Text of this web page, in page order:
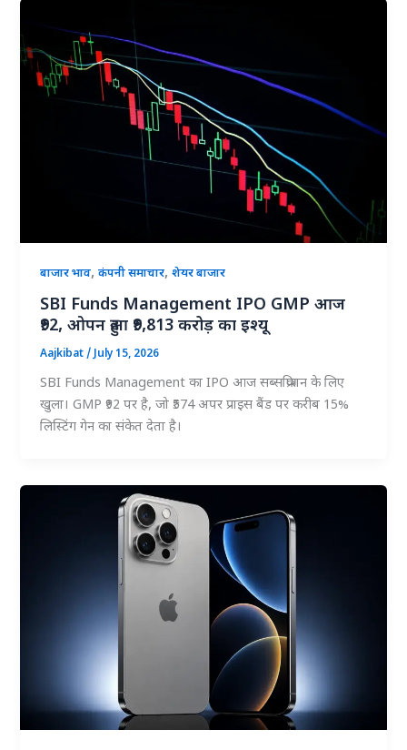
बाजार भाव,कंपनी समाचार,शेयर बाजार
SBI Funds Management IPO GMP आज
₹92, ओपन हुआ ₹9,813 करोड़ का इश्यू
Aajkibat/July 15, 2026
SBI Funds Management का IPO आज सब्सक्रिप्शन के लिए
खुला। GMP ₹92 पर है, जो ₹574 अपर प्राइस बैंड पर करीब 15%
लिस्टिंग गेन का संकेत देता है।